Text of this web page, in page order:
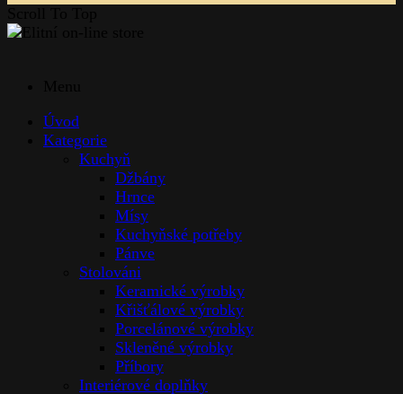
Úvod
Kategorie
Kuchyň
Džbány
Hrnce
Mísy
Kuchyňské potřeby
Pánve
Stolováni
Keramické výrobky
Křišťálové výrobky
Porcelánové výrobky
Skleněné výrobky
Příbory
Interiérové doplňky